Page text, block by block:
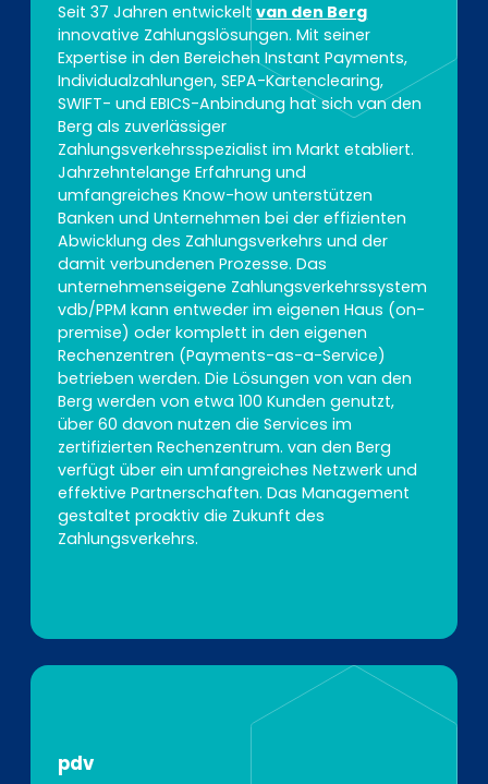
Seit 37 Jahren entwickeltvan den Berg
innovative Zahlungslösungen. Mit seiner
Expertise in den Bereichen Instant Payments,
Individualzahlungen, SEPA-Kartenclearing,
SWIFT- und EBICS-Anbindung hat sich van den
Berg als zuverlässiger
Zahlungsverkehrsspezialist im Markt etabliert.
Jahrzehntelange Erfahrung und
umfangreiches Know-how unterstützen
Banken und Unternehmen bei der effizienten
Abwicklung des Zahlungsverkehrs und der
damit verbundenen Prozesse. Das
unternehmenseigene Zahlungsverkehrssystem
vdb/PPM kann entweder im eigenen Haus (on-
premise) oder komplett in den eigenen
Rechenzentren (Payments-as-a-Service)
betrieben werden. Die Lösungen von van den
Berg werden von etwa 100 Kunden genutzt,
über 60 davon nutzen die Services im
zertifizierten Rechenzentrum. van den Berg
verfügt über ein umfangreiches Netzwerk und
effektive Partnerschaften. Das Management
gestaltet proaktiv die Zukunft des
Zahlungsverkehrs.
pdv